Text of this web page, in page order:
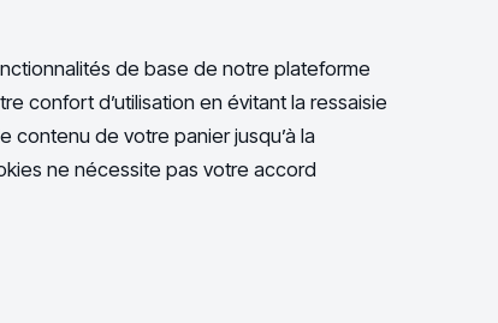
de base de notre plateforme
confort d’utilisation en évitant la ressaisie
contenu de votre panier jusqu’à la
ne nécessite pas votre accord